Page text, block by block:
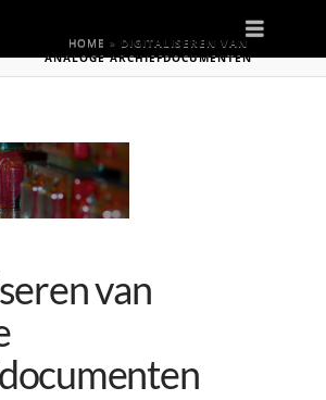
HOME » DIGITALISEREN VAN
ANALOGE ARCHIEFDOCUMENTEN
van